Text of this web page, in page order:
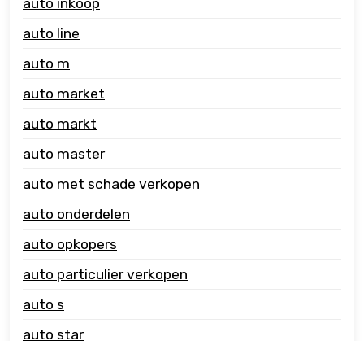
auto inkoop
auto line
auto m
auto market
auto markt
auto master
auto met schade verkopen
auto onderdelen
auto opkopers
auto particulier verkopen
auto s
auto star